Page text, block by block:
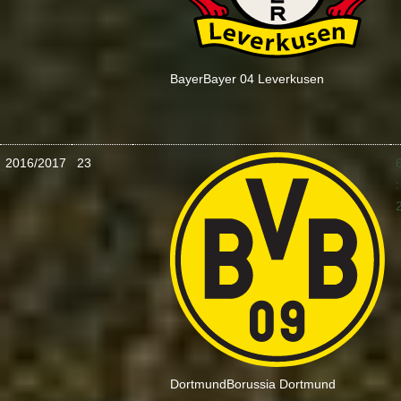
BayerBayer 04 Leverkusen
2016/2017 23
DortmundBorussia Dortmund
: